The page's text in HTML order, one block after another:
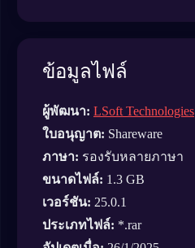
ข้อมูลไฟล์
ผู้พัฒนา: LSoft Technologies
ใบอนุญาต: Shareware
ภาษา: รองรับหลายภาษา
ขนาดไฟล์: 1.3 GB
เวอร์ชัน: 25.0.1
ประเภทไฟล์: *.rar